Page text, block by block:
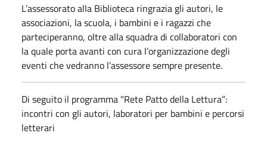
L’assessorato alla Biblioteca ringrazia gli autori, le
associazioni, la scuola, i bambini e i ragazzi che
parteciperanno, oltre alla squadra di collaboratori con
la quale porta avanti con cura l’organizzazione degli
eventi che vedranno l’assessore sempre presente.
Di seguito il programma "Rete Patto della Lettura”:
incontri con gli autori, laboratori per bambini e percorsi
letterari